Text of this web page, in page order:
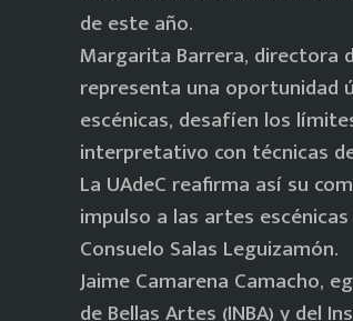
de este año.
Margarita Barrera, directora
representa una oportunidad
escénicas, desafíen los
interpretativo con técnicas
La UAdeC reafirma así su
impulso a las artes
Consuelo Salas Leguizamón.
Jaime Camarena Camacho,
de Bellas Artes (INBA) y del